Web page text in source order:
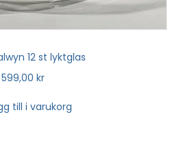
12 st lyktglas
599,00kr
till i varukorg